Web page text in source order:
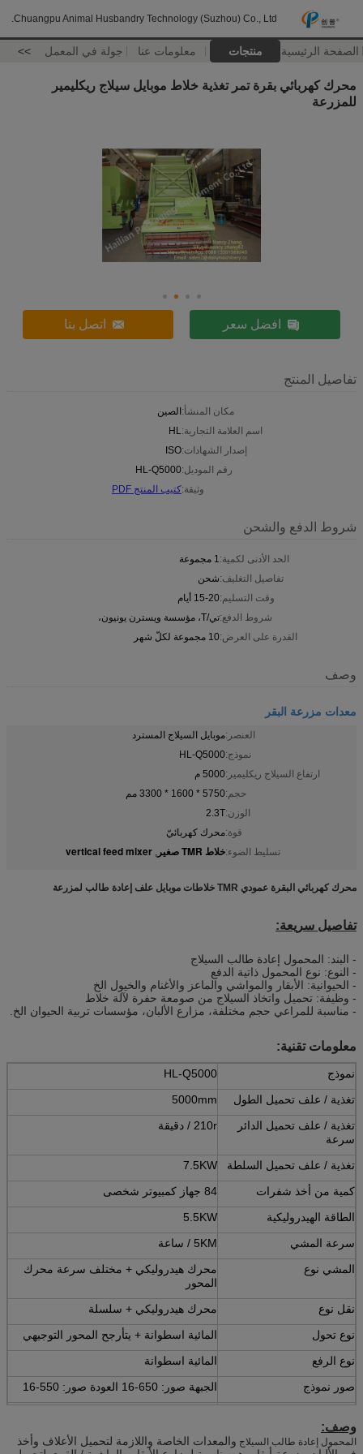
Chuangpu Animal Husbandry Technology (Suzhou) Co., Ltd.
الصفحة الرئيسية منتجات معلومات عنا جولة في المعمل >>
محرك كهربائي بقرة تمر تغذية خلاط موبايل سيلاج ريكليمير
للمزرعة
افضل سعر اتصل بنا
تفاصيل المنتج
مكان المنشأ:الصين
اسم العلامة التجارية:HL
إصدار الشهادات:ISO
رقم الموديل:HL-Q5000
وثيقة:كتيب المنتج PDF
شروط الدفع والشحن
الحد الأدنى لكمية:1 مجموعة
تفاصيل التغليف:شحن
وقت التسليم:15-20 أيام
شروط الدفع:تي/T، مؤسسة ويسترن يونيون،
القدرة على العرض:10 مجموعة لكلّ شهر
وصف
معدات مزرعة البقر
العنصر:موبايل السيلاج المسترد
نموذج:HL-Q5000
ارتفاع السيلاج ريكليمير:5000 م
حجم:5750 * 1600 * 3300 مم
الوزن:2.3T
قوة:محرك كهربائيّ
تسليط الضوء:خلاط TMR صغير ,
vertical feed mixer
محرك كهربائي البقرة عمودي TMR خلاطات موبايل علف إعادة طالب لمزرعة
تفاصيل سريعة:
- البند: المحمول إعادة طالب السيلاج
- النوع: نوع المحمول ذاتية الدفع
- الحيوانية: الأبقار والمواشي والماعز والأغنام والخيول الخ
- وظيفة: تحميل واتخاذ السيلاج من صومعة حفرة لآلة خلاط
- مناسبة للمراعي حجم مختلفة، مزارع الألبان، مؤسسات تربية الحيوان الخ.
معلومات تقنية:
نموذج
HL-Q5000
تغذية / علف تحميل الطول
5000mm
تغذية / علف تحميل الدائر
سرعة
210r / دقيقة
تغذية / علف تحميل السلطة
7.5KW
كمية من أخذ شفرات
84 جهاز كمبيوتر شخصى
الطاقة الهيدروليكية
5.5KW
سرعة المشي
5KM / ساعة
المشي نوع
محرك هيدروليكي + مختلف سرعة محرك
المحور
نقل نوع
محرك هيدروليكي + سلسلة
نوع تحول
المائية اسطوانة + يتأرجح المحور التوجيهي
نوع الرفع
المائية اسطوانة
صور نموذج
الجبهة صور: 650-16 العودة صور: 550-16
البعد (L * W * H)
5750 * 1600 * 3300 مم
وصف:
المحمول إعادة طالب السيلاج والمعدات الخاصة واللازمة لتحميل الأعلاف وأخذ